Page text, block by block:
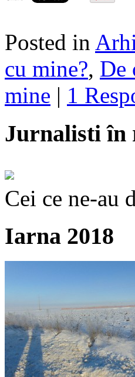
Posted in
cu mine?, De
mine | 1
Jurnalisti
Cei ce ne-au
Iarna 2018